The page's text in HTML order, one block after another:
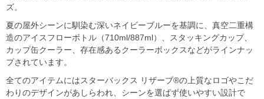
ズ。
夏の屋外シーンに馴染む深いネイビーブルーを基調に、真空二重構
造のアイスフローボトル（710ml/887ml）、スタッキングカップ、
カップ缶クーラー、存在感あるクーラーボックスなどがラインナッ
プされています。
全てのアイテムにはスターバックス リザーブ®の上質なロゴやこだ
わりのデザインがあしらわれ、シーンを選ばず使いやすい設計で